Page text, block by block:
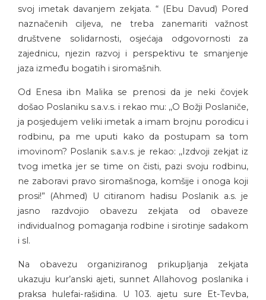
svoj imetak davanjem zekjata. “ (Ebu Davud) Pored
naznačenih ciljeva, ne treba zanemariti važnost
društvene solidarnosti, osjećaja odgovornosti za
zajednicu, njezin razvoj i perspektivu te smanjenje
jaza između bogatih i siromašnih.
Od Enesa ibn Malika se prenosi da je neki čovjek
došao Poslaniku s.a.v.s. i rekao mu: ,,O Božji Poslaniče,
ja posjedujem veliki imetak a imam brojnu porodicu i
rodbinu, pa me uputi kako da postupam sa tom
imovinom? Poslanik s.a.v.s. je rekao: ,,Izdvoji zekjat iz
tvog imetka jer se time on čisti, pazi svoju rodbinu,
ne zaboravi pravo siromašnoga, komšije i onoga koji
prosi!” (Ahmed) U citiranom hadisu Poslanik a.s. je
jasno razdvojio obavezu zekjata od obaveze
individualnog pomaganja rodbine i sirotinje sadakom
i sl.
Na obavezu organiziranog prikupljanja zekjata
ukazuju kur’anski ajeti, sunnet Allahovog poslanika i
praksa hulefai-rašidina. U 103. ajetu sure Et-Tevba,